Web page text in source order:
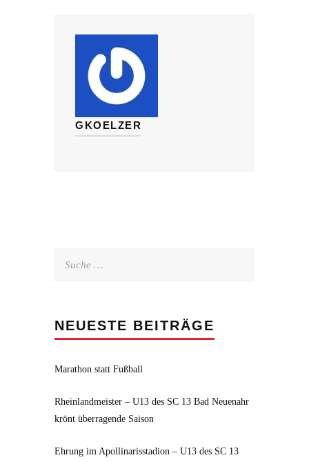
GKOELZER
NEUESTE BEITRÄGE
Marathon statt Fußball
Rheinlandmeister – U13 des SC 13 Bad Neuenahr
krönt überragende Saison
Ehrung im Apollinarisstadion – U13 des SC 13